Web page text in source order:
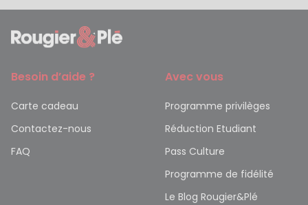
Besoin d’aide ?
Carte cadeau
Contactez-nous
FAQ
Avec vous
Programme privilèges
Réduction Etudiant
Pass Culture
Programme de fidélité
Le Blog Rougier&Plé